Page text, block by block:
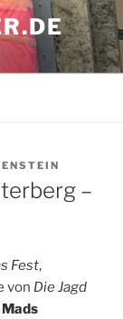
–
Fest,
von Die Jagd
Mads